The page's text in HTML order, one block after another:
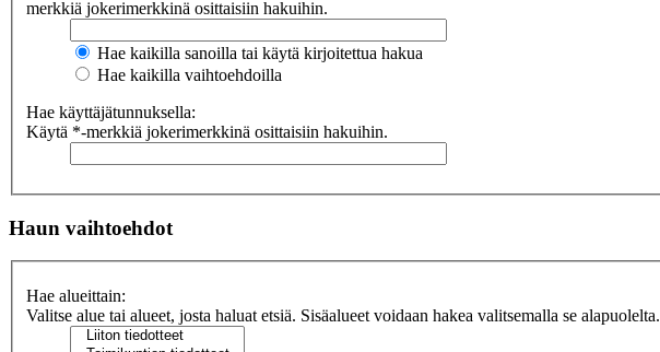
merkkiä jokerimerkkinä osittaisiin hakuihin.
Hae kaikilla sanoilla tai käytä kirjoitettua hakua
Hae kaikilla vaihtoehdoilla
Hae käyttäjätunnuksella:
Käytä *-merkkiä jokerimerkkinä osittaisiin hakuihin.
Haun vaihtoehdot
Hae alueittain:
Valitse alue tai alueet, josta haluat etsiä. Sisäalueet voidaan hakea valitsemalla se alapuolelta.